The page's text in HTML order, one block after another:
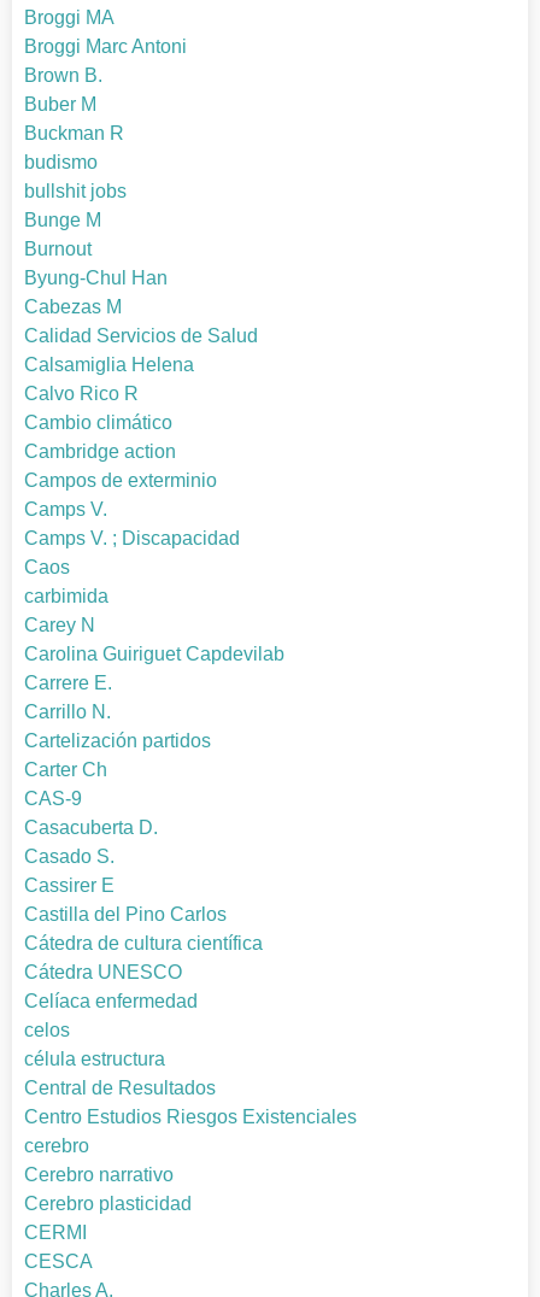
Broggi MA
Broggi Marc Antoni
Brown B.
Buber M
Buckman R
budismo
bullshit jobs
Bunge M
Burnout
Byung-Chul Han
Cabezas M
Calidad Servicios de Salud
Calsamiglia Helena
Calvo Rico R
Cambio climático
Cambridge action
Campos de exterminio
Camps V.
Camps V. ; Discapacidad
Caos
carbimida
Carey N
Carolina Guiriguet Capdevilab
Carrere E.
Carrillo N.
Cartelización partidos
Carter Ch
CAS-9
Casacuberta D.
Casado S.
Cassirer E
Castilla del Pino Carlos
Cátedra de cultura científica
Cátedra UNESCO
Celíaca enfermedad
celos
célula estructura
Central de Resultados
Centro Estudios Riesgos Existenciales
cerebro
Cerebro narrativo
Cerebro plasticidad
CERMI
CESCA
Charles A.